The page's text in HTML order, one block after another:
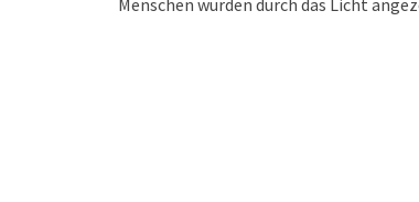
Menschen wurden durch das Licht